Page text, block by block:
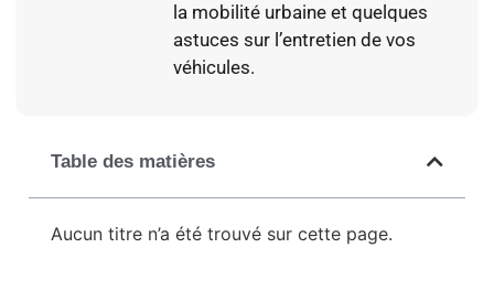
la mobilité urbaine et quelques
astuces sur l’entretien de vos
véhicules.
Table des matières
Aucun titre n’a été trouvé sur cette page.